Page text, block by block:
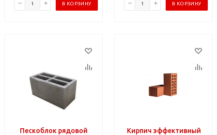
В КОРЗИНУ В КОРЗИНУ
Пескоблок рядовой
Кирпич эффективный